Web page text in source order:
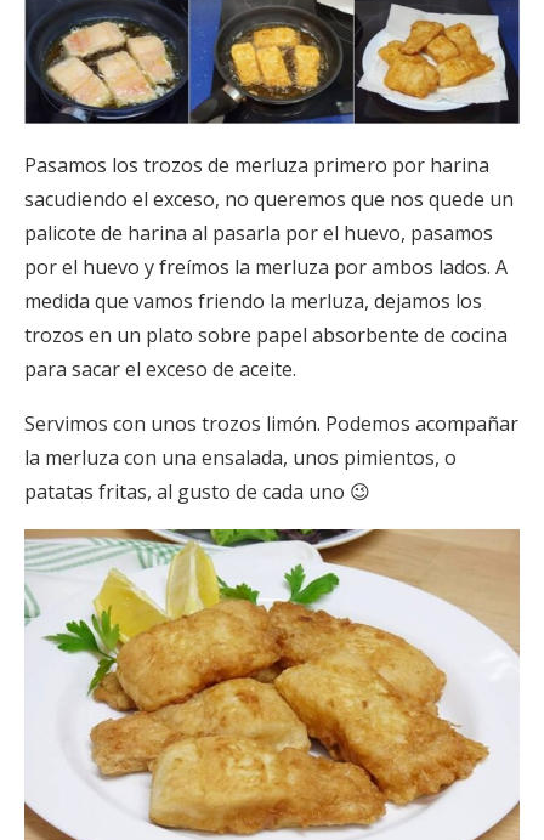
Pasamos los trozos de merluza primero por harina
sacudiendo el exceso, no queremos que nos quede un
palicote de harina al pasarla por el huevo, pasamos
por el huevo y freímos la merluza por ambos lados. A
medida que vamos friendo la merluza, dejamos los
trozos en un plato sobre papel absorbente de cocina
para sacar el exceso de aceite.
Servimos con unos trozos limón. Podemos acompañar
la merluza con una ensalada, unos pimientos, o
patatas fritas, al gusto de cada uno 😉